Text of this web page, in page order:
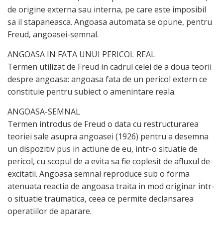
de origine externa sau interna, pe care este imposibil
sa il stapaneasca. Angoasa automata se opune, pentru
Freud, angoasei-semnal.
ANGOASA IN FATA UNUI PERICOL REAL
Termen utilizat de Freud in cadrul celei de a doua teorii
despre angoasa: angoasa fata de un pericol extern ce
constituie pentru subiect o amenintare reala.
ANGOASA-SEMNAL
Termen introdus de Freud o data cu restructurarea
teoriei sale asupra angoasei (1926) pentru a desemna
un dispozitiv pus in actiune de eu, intr-o situatie de
pericol, cu scopul de a evita sa fie coplesit de afluxul de
excitatii. Angoasa semnal reproduce sub o forma
atenuata reactia de angoasa traita in mod originar intr-
o situatie traumatica, ceea ce permite declansarea
operatiilor de aparare.